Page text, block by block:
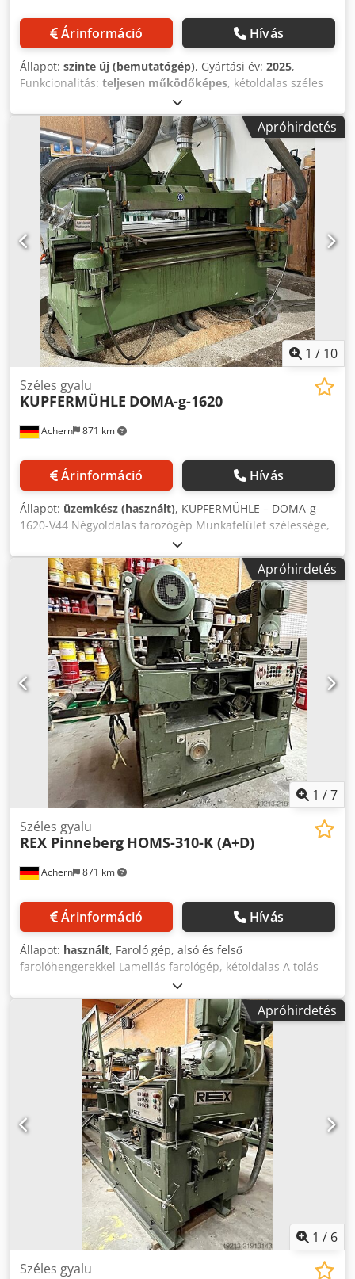
Árinformáció Hívás
Állapot: szinte új (bemutatógép), Gyártási év: 2025,
Funkcionalitás: teljesen működőképes, kétoldalas széles
gyalu Maximális gyalulási szélesség 400 mm Maximális
gyalulási magasság 200 mm Crodpfx Ahozlqvwe Tsf Nehéz
kardán előlöket Az előtolószalag (tüskeprofil) precíziós
illesztést tesz lehetővé, különösen meghajlott vagy hajlított
fán. Elektronikus magasságállítás Spirális késszár felül és
alul A legújabb IE-3 motorok Fékezett motorok és előre
löket CE
Apróhirdetés
1 / 10
Achern 871 km
Széles gyalu
KUPFERMÜHLE DOMA-g-1620
Árinformáció Hívás
Állapot: üzemkész (használt), KUPFERMÜHLE – DOMA-g-
1620-V44 Négyoldalas farozógép Munkafelület szélessége,
max.: 1620 mm Farozási magasság, 2 oldal, max.: 300 mm
Farozási magasság, 4 oldal, max.: 240 mm (OPCIÓ:
átalakítás 300 mm-re) Előtolás, 6 fokozatban: 4,5 – 26
m/perc Teljes elektromos teljesítmény: 91 kW 4 vízszintes
farozó tengely alsó, jobb oldalon: 11,0 kW alsó, bal oldalon:
15,0 kW felső, jobb oldalon: 18,5 kW felső, bal oldalon: 18,5
kW Csdpfx Ahjzlbz Rj Torf 2 függőleges maróegység, 7,5 kW
alumínium farozófejekkel szerelve, H 240 mm
Apróhirdetés
1 /7
Achern 871 km
Széles gyalu
REX Pinneberg HOMS-310-K (A+D)
Árinformáció Hívás
Állapot: használt, Faroló gép, alsó és felső
farolóhengerekkel Lamellás farológép, kétoldalas A tolás
sebessége fokozatmentesen szabályozható, maximum 110
m/perc Crodoy Ry Ddspfx Ah Tof Farolási szélesség:
maximum 310 mm Elektromos teljesítmény: 95,75 kW alsó
rész: 37 kW felső rész: 45 kW tolás: 13 kW Alsó és felső
Apróhirdetés
1 / 6
Széles gyalu